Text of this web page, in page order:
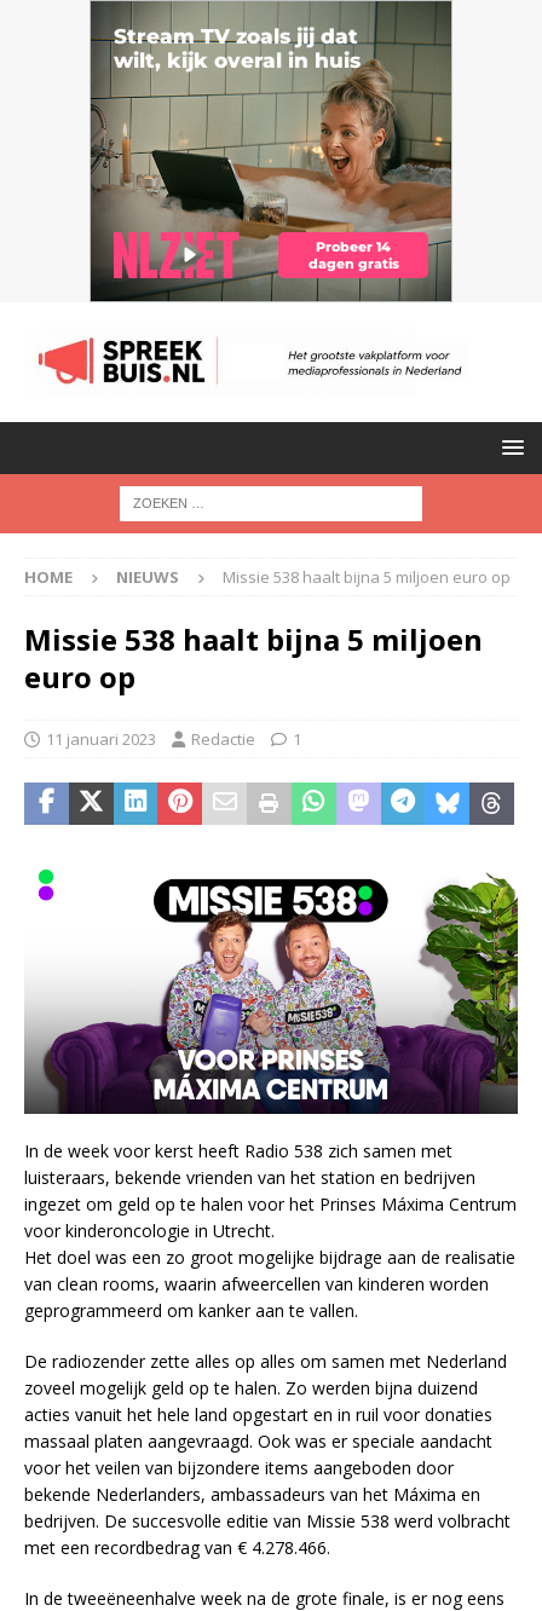
HOME NIEUWS Missie 538 haalt bijna 5 miljoen euro op
Missie 538 haalt bijna 5 miljoen
euro op
11 januari 2023 Redactie 1
In de week voor kerst heeft Radio 538 zich samen met
luisteraars, bekende vrienden van het station en bedrijven
ingezet om geld op te halen voor het Prinses Máxima Centrum
voor kinderoncologie in Utrecht.
Het doel was een zo groot mogelijke bijdrage aan de realisatie
van clean rooms, waarin afweercellen van kinderen worden
geprogrammeerd om kanker aan te vallen.
De radiozender zette alles op alles om samen met Nederland
zoveel mogelijk geld op te halen. Zo werden bijna duizend
acties vanuit het hele land opgestart en in ruil voor donaties
massaal platen aangevraagd. Ook was er speciale aandacht
voor het veilen van bijzondere items aangeboden door
bekende Nederlanders, ambassadeurs van het Máxima en
bedrijven. De succesvolle editie van Missie 538 werd volbracht
met een recordbedrag van € 4.278.466.
In de tweeëneenhalve week na de grote finale, is er nog eens